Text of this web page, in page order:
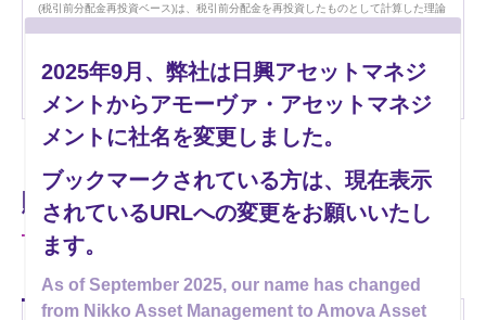
(税引前分配金再投資ベース)は、税引前分配金を再投資したものとして計算した理論
ない場合もあります。
上記グラフに表示されている分配金の単位は「円」です。
上記グラフおよびデータは過去のものであり、将来の運用成果等を約束するもの
ではありません。
手数料・税金等は考慮しておりません。
購入できる金融機関
すべて 銀行、その他金融機関
2025年9月、弊社は日興アセットマネジ
メントからアモーヴァ・アセットマネジ
メントに社名を変更しました。
ブックマークされている方は、現在表示
されているURLへの変更をお願いいたし
ます。
As of September 2025, our name has changed
from Nikko Asset Management to Amova Asset